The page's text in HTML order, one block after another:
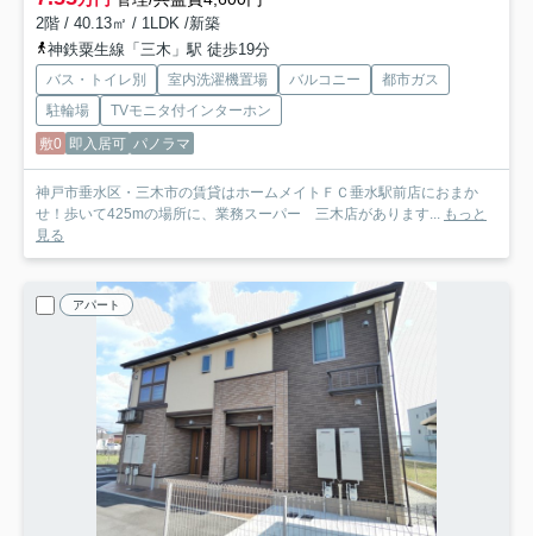
2階 / 40.13㎡ / 1LDK /新築
神鉄粟生線「三木」駅 徒歩19分
バス・トイレ別 室内洗濯機置場 バルコニー
都市ガス
駐輪場
TVモニタ付インターホン
敷0 即入居可 パノラマ
神戸市垂水区・三木市の賃貸はホームメイトＦＣ垂水駅前店におまか
せ！歩いて425mの場所に、業務スーパー 三木店があります... もっと
見る
アパート